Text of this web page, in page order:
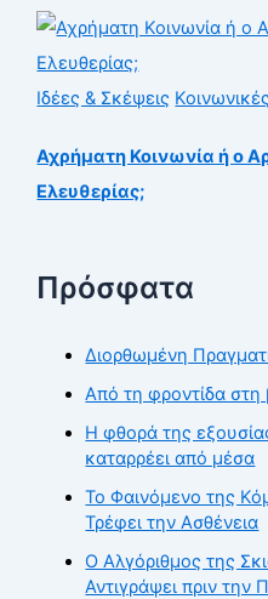
Ιδέες & Σκέψεις
Αχρήματη Κοινωνία ή o
Ελευθερίας;
Πρόσφατα
Διορθωμένη
Από τη φροντίδα στη
Η φθορά της
καταρρέει από μέσα
Το Φαινόμενο της
Τρέφει την Ασθένεια
Ο Αλγόριθμος της
Αντιγράψει πριν την